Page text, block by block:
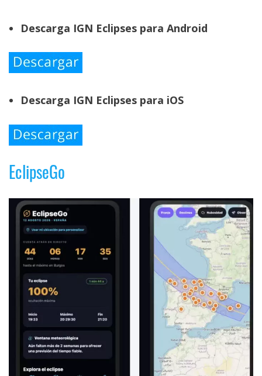
Descarga IGN Eclipses para Android
Descarga IGN Eclipses para iOS
EclipseGo